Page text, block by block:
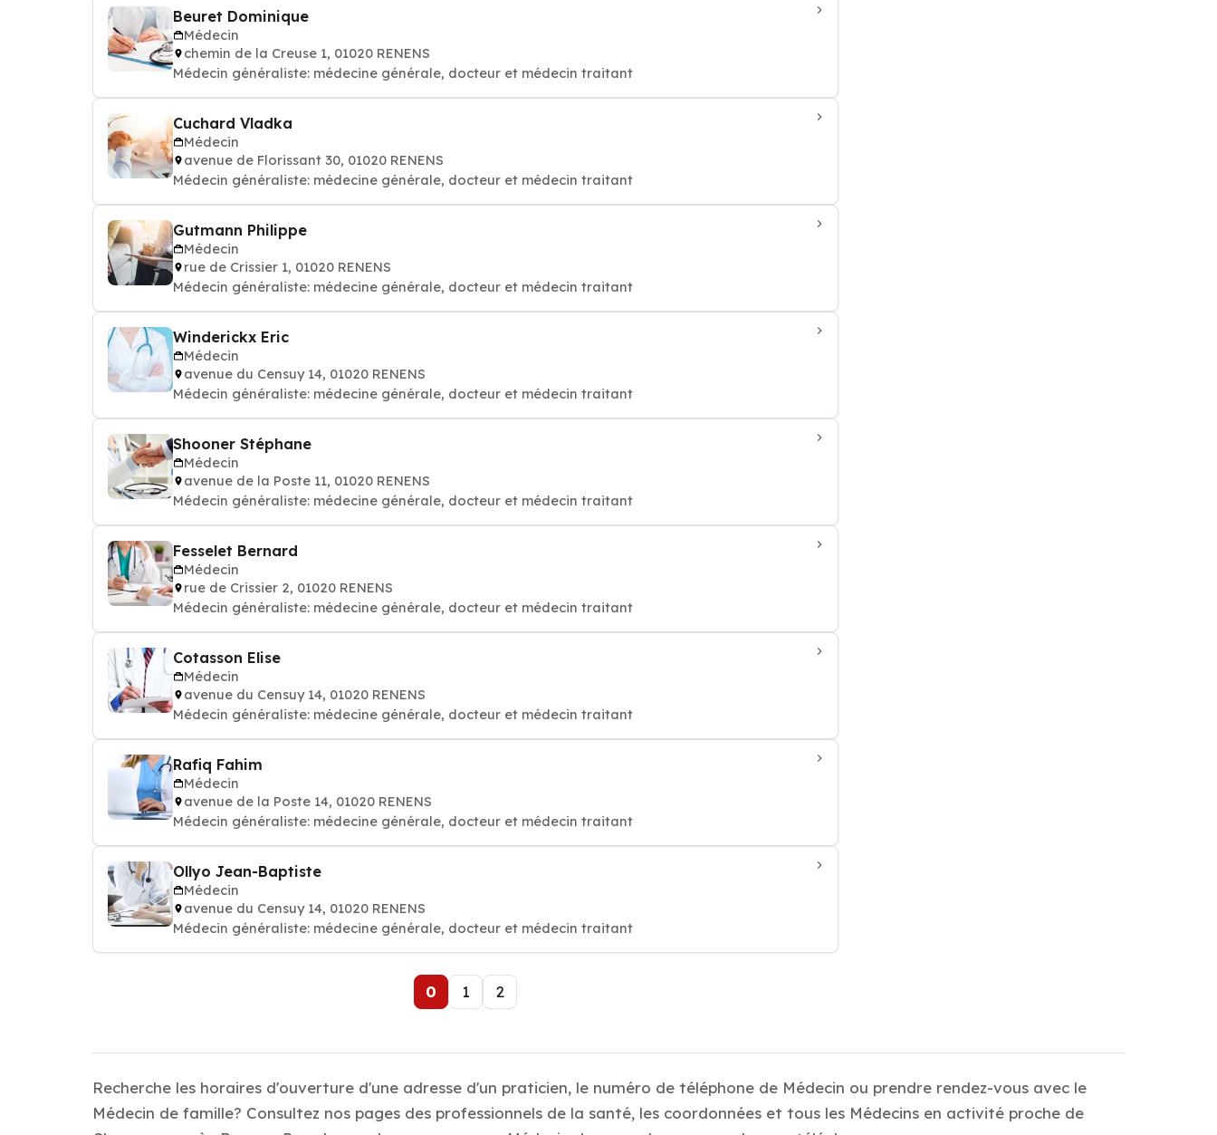
Beuret Dominique
Médecin
chemin de la Creuse 1, 01020 RENENS
Médecin généraliste: médecine générale, docteur et médecin traitant
Cuchard Vladka
Médecin
avenue de Florissant 30, 01020 RENENS
Médecin généraliste: médecine générale, docteur et médecin traitant
Gutmann Philippe
Médecin
rue de Crissier 1, 01020 RENENS
Médecin généraliste: médecine générale, docteur et médecin traitant
Winderickx Eric
Médecin
avenue du Censuy 14, 01020 RENENS
Médecin généraliste: médecine générale, docteur et médecin traitant
Shooner Stéphane
Médecin
avenue de la Poste 11, 01020 RENENS
Médecin généraliste: médecine générale, docteur et médecin traitant
Fesselet Bernard
Médecin
rue de Crissier 2, 01020 RENENS
Médecin généraliste: médecine générale, docteur et médecin traitant
Cotasson Elise
Médecin
avenue du Censuy 14, 01020 RENENS
Médecin généraliste: médecine générale, docteur et médecin traitant
Rafiq Fahim
Médecin
avenue de la Poste 14, 01020 RENENS
Médecin généraliste: médecine générale, docteur et médecin traitant
Ollyo Jean-Baptiste
Médecin
avenue du Censuy 14, 01020 RENENS
Médecin généraliste: médecine générale, docteur et médecin traitant
0 1 2
Recherche les horaires d'ouverture d'une adresse d'un praticien, le numéro de téléphone de Médecin ou prendre rendez-vous avec le
Médecin de famille? Consultez nos pages des professionnels de la santé, les coordonnées et tous les Médecins en activité proche de